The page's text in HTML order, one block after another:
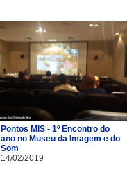
Pontos MIS - 1º Encontro do
ano no Museu da Imagem e do
Som
14/02/2019